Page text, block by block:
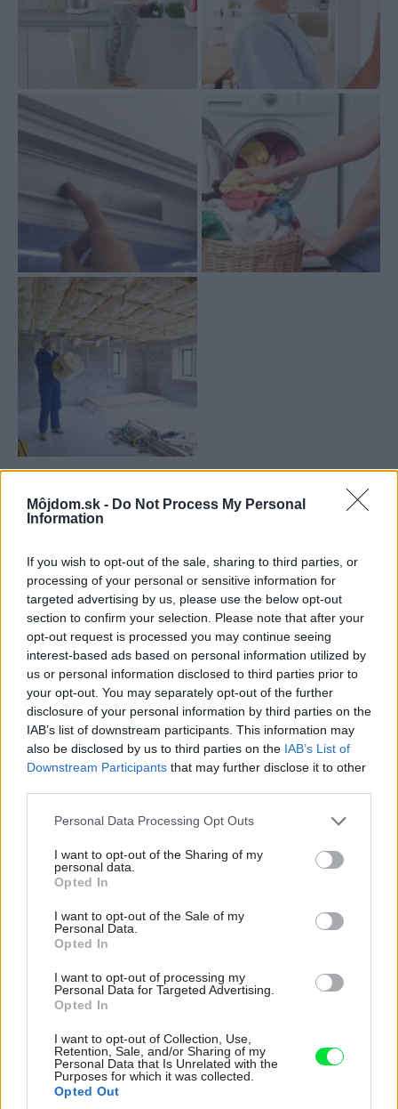
Môjdom.sk - Do Not Process My Personal
Information
If you wish to opt-out of the sale, sharing to third parties, or
processing of your personal or sensitive information for
targeted advertising by us, please use the below opt-out
section to confirm your selection. Please note that after your
opt-out request is processed you may continue seeing
interest-based ads based on personal information utilized by
us or personal information disclosed to third parties prior to
your opt-out. You may separately opt-out of the further
disclosure of your personal information by third parties on the
IAB’s list of downstream participants. This information may
also be disclosed by us to third parties on the IAB’s List of
Downstream Participants that may further disclose it to other
Please note that this website/app uses one or more Google
not limited to your visit or usage behaviour. You may click to
grant or deny consent to Google and its third-party tags to
use your data for below specified purposes in below Google
consent section.
Personal Data Processing Opt Outs
I want to opt-out of the Sharing of my
personal data.
Opted In
I want to opt-out of the Sale of my
Personal Data.
Opted In
I want to opt-out of processing my
Personal Data for Targeted Advertising.
Opted In
I want to opt-out of Collection, Use,
Retention, Sale, and/or Sharing of my
Personal Data that Is Unrelated with the
Purposes for which it was collected.
Opted Out
Foto: shutterstock.com
Kategória: Energia
Tagy: leto šetrenie v domácnosti
úspora energie
Zdieľať článok